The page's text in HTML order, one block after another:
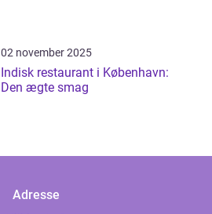
02 november 2025
Indisk restaurant i København:
Den ægte smag
Adresse